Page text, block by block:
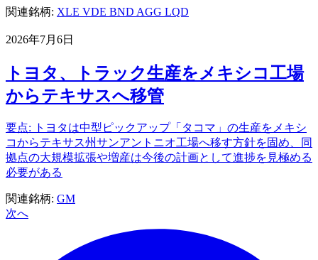
関連銘柄: XLE VDE BND AGG LQD
2026年7月6日
トヨタ、トラック生産をメキシコ工場
からテキサスへ移管
要点: トヨタは中型ピックアップ「タコマ」の生産をメキシ
コからテキサス州サンアントニオ工場へ移す方針を固め、同
拠点の大規模拡張や増産は今後の計画として進捗を見極める
必要がある
関連銘柄: GM
次へ